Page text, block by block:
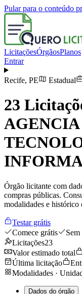
Pular para o conteúdo
LicitaçõesÓrgãosPlanos
Entrar
Recife, PE Estadual
23
Órgão licitante com
compras públicas.
modalidades e histórico
Testar grátis
Comece grátis
Licitações23
Valor estimado total
Última licitação
Modalidades ·
Dados do órgão